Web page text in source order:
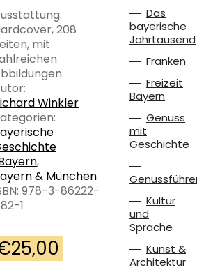
208
mit
Winkler
,
& München
978-3-86222-
1
25,00
Das
bayerische
Jahrtausend
Franken
Freizeit
Bayern
Genuss
mit
Geschichte
Kultur
und
Sprache
Kunst &
Architektur